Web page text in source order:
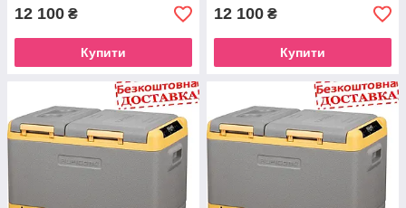
12 100 ₴
Купити
12 100 ₴
Купити